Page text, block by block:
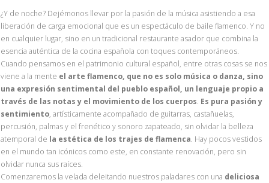
¿Y de noche? Dejémonos llevar por la pasión de la música asistiendo a esa
liberación de carga emocional que es un espectáculo de baile flamenco. Y no
en cualquier lugar, sino en un tradicional restaurante asador que combina la
esencia auténtica de la cocina española con toques contemporáneos.
Cuando pensamos en el patrimonio cultural español, entre otras cosas se nos
viene a la mente el arte flamenco, que no es solo música o danza, sino
una expresión sentimental del pueblo español, un lenguaje propio a
través de las notas y el movimiento de los cuerpos. Es pura pasión y
sentimiento, artísticamente acompañado de guitarras, castañuelas,
percusión, palmas y el frenético y sonoro zapateado, sin olvidar la belleza
atemporal de la estética de los trajes de flamenca. Hay pocos vestidos
en el mundo tan icónicos como este, en constante renovación, pero sin
olvidar nunca sus raíces.
Comenzaremos la velada deleitando nuestros paladares con una deliciosa